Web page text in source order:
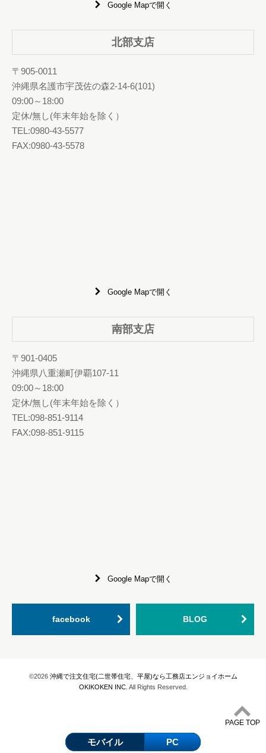
Google Mapで開く
北部支店
〒905-0011
沖縄県名護市宇茂佐の森2-14-6(101)
09:00～18:00
定休/無し(年末年始を除く）
TEL:0980-43-5577
FAX:0980-43-5578
Google Mapで開く
南部支店
〒901-0405
沖縄県八重瀬町伊覇107-11
09:00～18:00
定休/無し(年末年始を除く）
TEL:098-851-9114
FAX:098-851-9115
Google Mapで開く
facebook BLOG
©2026 沖縄で注文住宅(二世帯住宅、平屋)なら工務店エンジョイホーム
OKIKOKEN INC. All Rights Reserved.
PAGE TOP
モバイル PC